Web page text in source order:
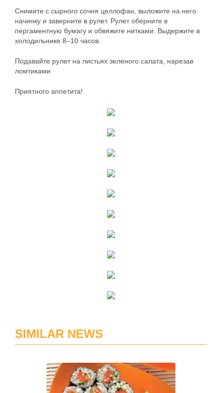
Снимите с сырного сочня целлофан, выложите на него
начинку и заверните в рулет. Рулет оберните в
пергаментную бумагу и обвяжите нитками. Выдержите в
холодильнике 8–10 часов.
Подавайте рулет на листьях зеленого салата, нарезав
ломтиками
Приятного аппетита!
SIMILAR NEWS